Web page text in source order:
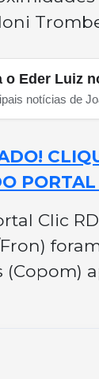
o Eder Luiz
notícias de
Clic
(Copom)